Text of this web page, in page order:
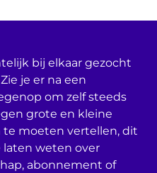
bij elkaar gezocht
je er na een
om zelf steeds
grote en kleine
moeten vertellen, dit
laten weten over
abonnement of